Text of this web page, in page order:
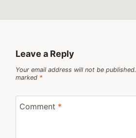
Leave a Reply
Your email address will not be published.
marked *
Comment *